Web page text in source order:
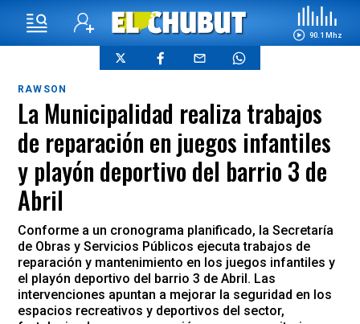
90.1 Mhz
RAWSON
La Municipalidad realiza trabajos
de reparación en juegos infantiles
y playón deportivo del barrio 3 de
Abril
Conforme a un cronograma planificado, la Secretaría
de Obras y Servicios Públicos ejecuta trabajos de
reparación y mantenimiento en los juegos infantiles y
el playón deportivo del barrio 3 de Abril. Las
intervenciones apuntan a mejorar la seguridad en los
espacios recreativos y deportivos del sector,